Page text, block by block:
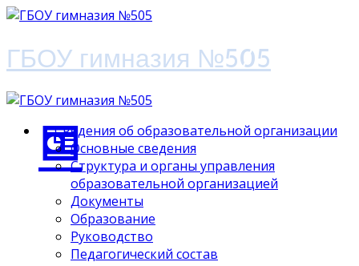
ГБОУ гимназия №505
Сведения об образовательной организации
Основные сведения
Структура и органы управления
образовательной организацией
Документы
Образование
Руководство
Педагогический состав